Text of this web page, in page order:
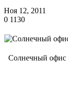
Ноя 12, 2011
0 1130
Солнечный офис